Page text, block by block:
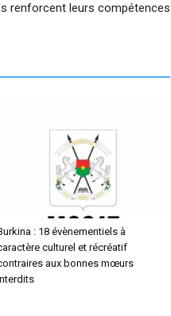
renforcent leurs compétences
: 18 évènementiels à
culturel et récréatif
aux bonnes mœurs